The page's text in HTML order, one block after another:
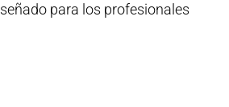
para los profesionales